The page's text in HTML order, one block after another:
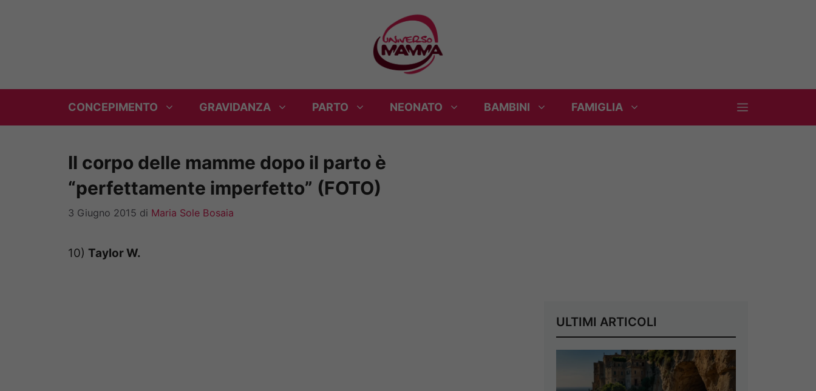
CONCEPIMENTO GRAVIDANZA PARTO NEONATO BAMBINI FAMIGLIA
Il corpo delle mamme dopo il parto è
“perfettamente imperfetto” (FOTO)
3 Giugno 2015 di Maria Sole Bosaia
10) Taylor W.
ULTIMI ARTICOLI